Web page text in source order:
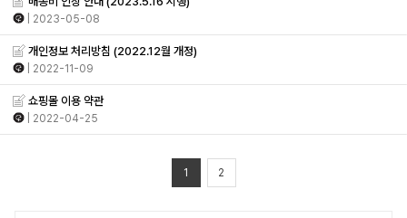
| 2023-05-08
개인정보 처리방침 (2022.12월 개정)
| 2022-11-09
쇼핑몰 이용 약관
| 2022-04-25
1 2